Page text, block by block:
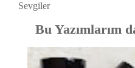
Sevgiler
Bu Yazımlarım